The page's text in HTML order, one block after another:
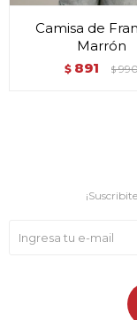
Camisa de
Marrón
$ 891 $